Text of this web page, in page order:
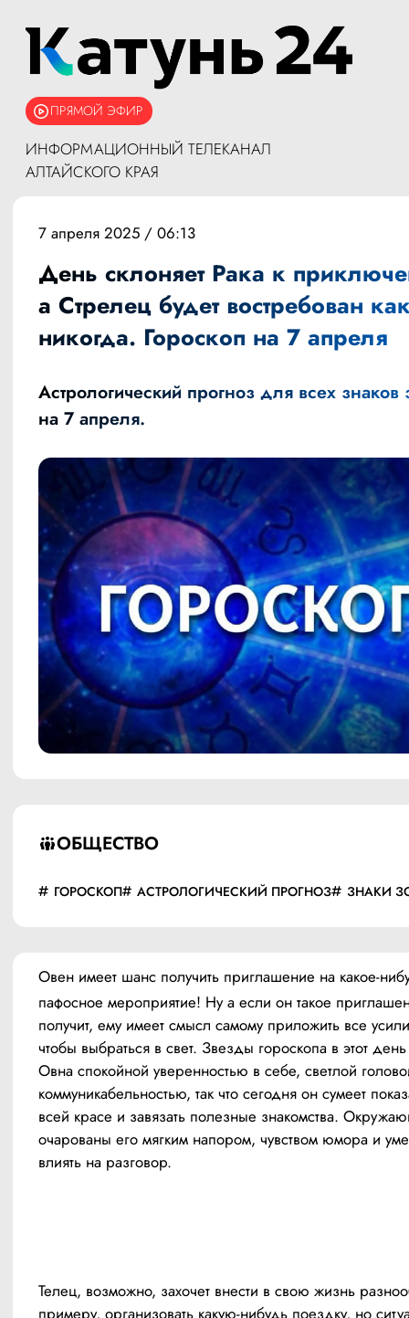
ПРЯМОЙ ЭФИР
ИНФОРМАЦИОННЫЙ ТЕЛЕКАНАЛ
АЛТАЙСКОГО КРАЯ
ОБЩЕСТВО
ГОРОСКОП АСТРОЛОГИЧЕСКИЙ ПРОГНОЗ ЗНАКИ
7 апреля 2025 / 06:13
День склоняет Рака к
а Стрелец будет востребован
никогда. Гороскоп на 7 апреля
Астрологический прогноз для всех знаков
на 7 апреля.
Овен имеет шанс получить приглашение на какое-
пафосное мероприятие! Ну а если он такое
получит, ему имеет смысл самому приложить все
чтобы выбраться в свет. Звезды гороскопа в этот
Овна спокойной уверенностью в себе, светлой
коммуникабельностью, так что сегодня он сумеет
всей красе и завязать полезные знакомства.
очарованы его мягким напором, чувством юмора и
влиять на разговор.
Телец, возможно, захочет внести в свою жизнь